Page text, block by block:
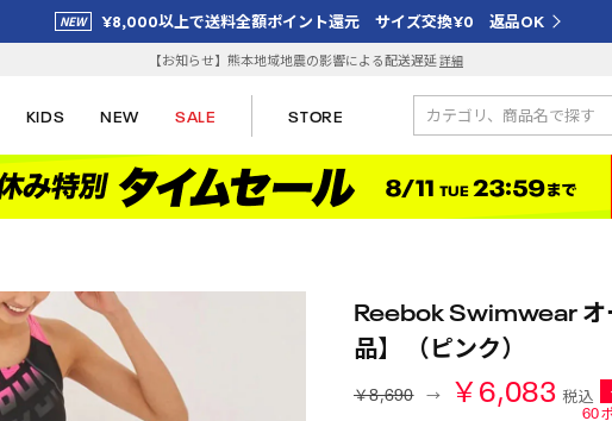
¥8,000以上で送料全額ポイント還元 サイズ交換¥0 返品OK
【お知らせ】熊本地域地震の影響による配送遅延詳細
KIDS NEW SALE STORE
Reebok Swimwear オ
品】 （ピンク）
￥8,690 ￥6,083 税込
60